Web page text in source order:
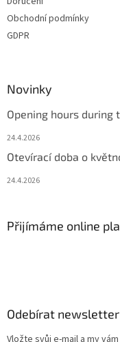
Obchodní podmínky
GDPR
Novinky
Opening hours during
24.4.2026
Otevírací doba o
24.4.2026
Přijímáme online
Odebírat newsletter